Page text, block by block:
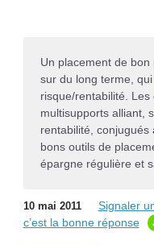
Un placement de
sur du long terme,
risque/rentabilité.
multisupports alliant,
rentabilité,
bons outils de
épargne régulière et
10 mai 2011
Signaler
c’est la bonne réponse